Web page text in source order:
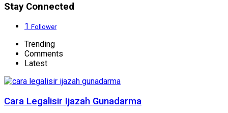
Stay Connected
1 Follower
Trending
Comments
Latest
Cara Legalisir Ijazah Gunadarma